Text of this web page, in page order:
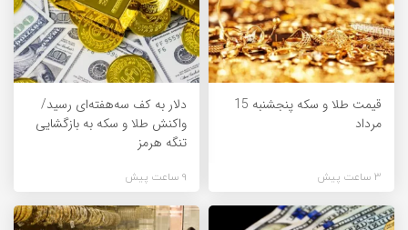
قیمت طلا و سکه پنجشنبه 15
مرداد
3 ساعت پیش
دلار به کف سه‌هفته‌ای رسید/
واکنش طلا و سکه به بازگشایی
تنگه هرمز
9 ساعت پیش